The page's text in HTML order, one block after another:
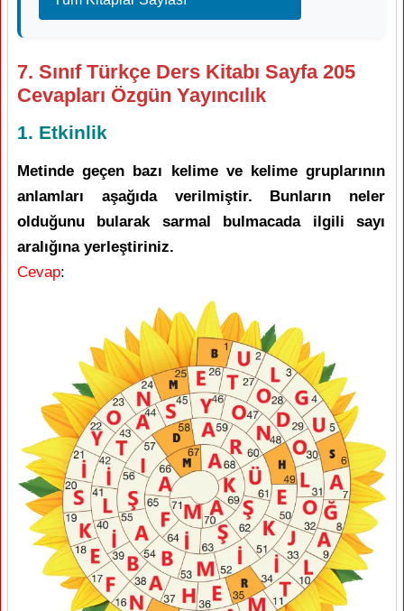
7. Sınıf Türkçe Ders Kitabı Sayfa 205
Cevapları Özgün Yayıncılık
1. Etkinlik
Metinde geçen bazı kelime ve kelime gruplarının
anlamları aşağıda verilmiştir. Bunların neler
olduğunu bularak sarmal bulmacada ilgili sayı
aralığına yerleştiriniz.
Cevap: